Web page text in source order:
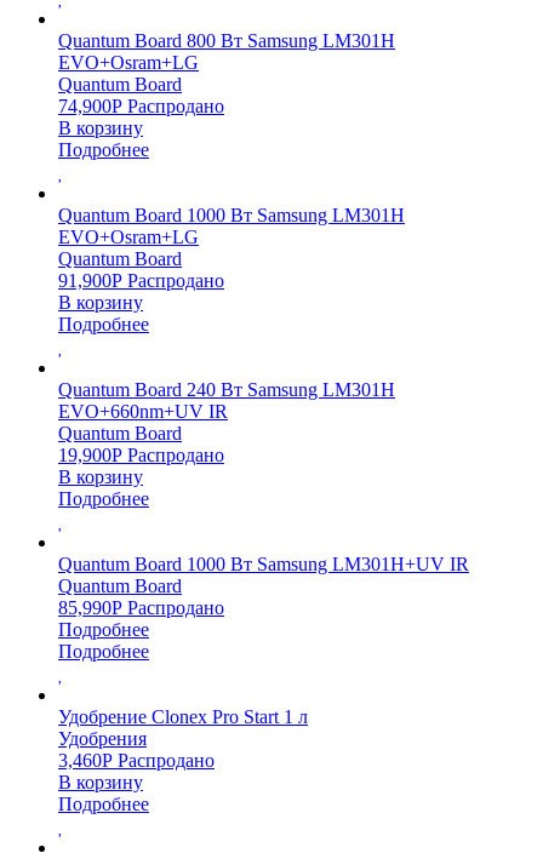
Quantum Board 800 Вт Samsung LM301H
EVO+Osram+LG
Quantum Board
74,900Р Распродано
В корзину
Подробнее
Quantum Board 1000 Вт Samsung LM301H
EVO+Osram+LG
Quantum Board
91,900Р Распродано
В корзину
Подробнее
Quantum Board 240 Вт Samsung LM301H
EVO+660nm+UV IR
Quantum Board
19,900Р Распродано
В корзину
Подробнее
Quantum Board 1000 Вт Samsung LM301H+UV IR
Quantum Board
85,990Р Распродано
Подробнее
Подробнее
Удобрение Clonex Pro Start 1 л
Удобрения
3,460Р Распродано
В корзину
Подробнее